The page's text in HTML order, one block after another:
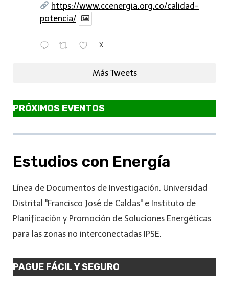
https://www.ccenergia.org.co/calidad-
potencia/
X
Más Tweets
PRÓXIMOS EVENTOS
Estudios con Energía
Línea de Documentos de Investigación. Universidad
Distrital "Francisco José de Caldas" e Instituto de
Planificación y Promoción de Soluciones Energéticas
para las zonas no interconectadas IPSE.
PAGUE FÁCIL Y SEGURO